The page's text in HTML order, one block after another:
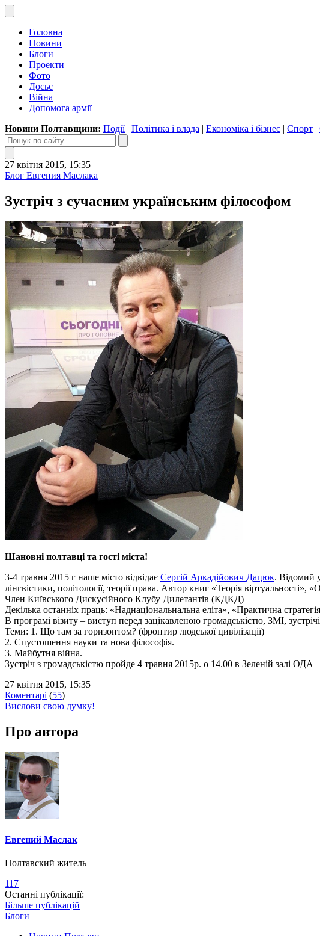
Головна
Новини
Блоги
Проекти
Фото
Досьє
Війна
Допомога армії
Новини Полтавщини: Події| Політика і влада | Економіка і бізнес | Спорт |
27 квітня 2015, 15:35
Блог Евгения Маслака
Зустріч з сучасним українським філософом
Шановні полтавці та гості міста!
3-4 травня 2015 г наше місто відвідає Сергій Аркадійович Дацюк. Відомий
лінгвістики, політології, теорії права. Автор книг «Теорія
Член Київського Дискусійного Клубу Дилетантів (КДКД)
Декілька останніх праць: «Наднаціональнальна еліта», «Практична
В програмі візиту – виступ перед зацікавленою громадськістю, ЗМІ,
Теми: 1. Що там за горизонтом? (фронтир людської цивілізації)
2. Спустошення науки та нова філософія.
3. Майбутня війна.
Зустріч з громадськістю пройде 4 травня 2015р. о 14.00 в Зеленій залі ОДА
27 квітня 2015, 15:35
Коментарі (55)
Вислови свою думку!
Про автора
Евгений Маслак
Полтавский житель
117
Останні публікації:
Більше публікацій
Блоги